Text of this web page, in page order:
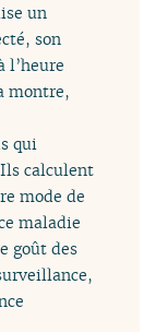
un
son
l’heure
montre,
qui
calculent
mode de
maladie
goût des